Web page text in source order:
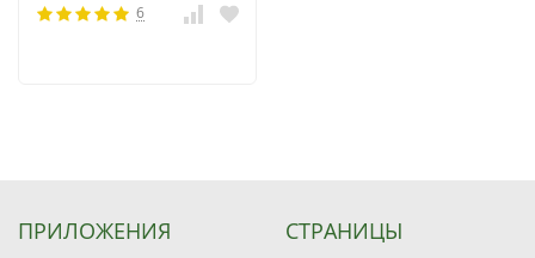
6
ПРИЛОЖЕНИЯ СТРАНИЦЫ